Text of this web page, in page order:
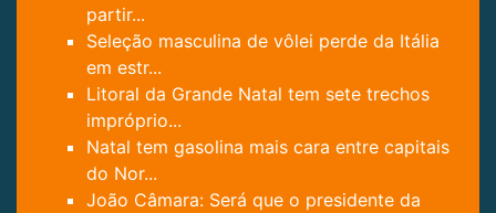
partir...
Seleção masculina de vôlei perde da Itália
em estr...
Litoral da Grande Natal tem sete trechos
impróprio...
Natal tem gasolina mais cara entre capitais
do Nor...
João Câmara: Será que o presidente da